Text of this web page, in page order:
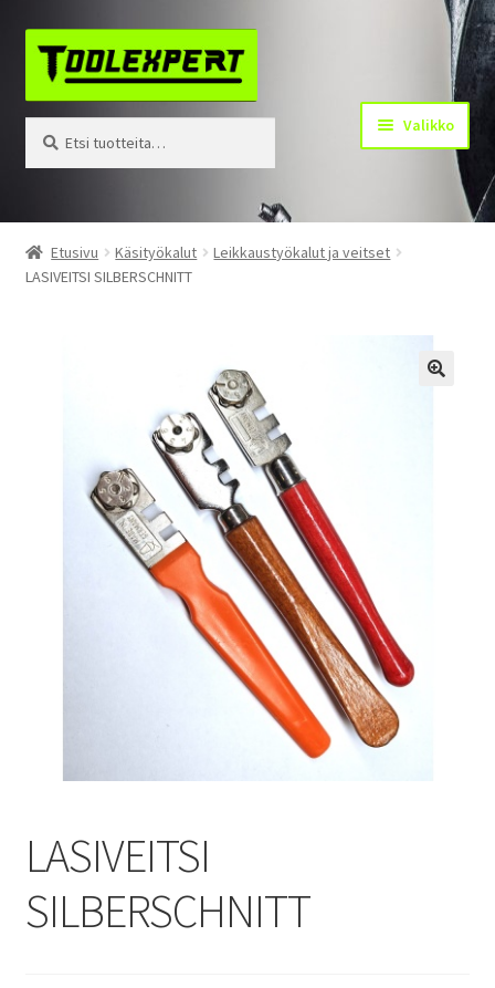
Siirry
navigointiin
Siirry
sisältöön
Valikko
Tuotteet
Yhteystiedot
Etusivu Käsityökalut
Leikkaustyökalut ja veitset
LASIVEITSI SILBERSCHNITT
LASIVEITSI
SILBERSCHNITT